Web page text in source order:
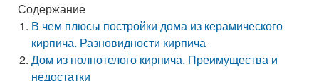
Содержание
В чем плюсы постройки дома из керамического
кирпича. Разновидности кирпича
Дом из полнотелого кирпича. Преимущества и
недостатки